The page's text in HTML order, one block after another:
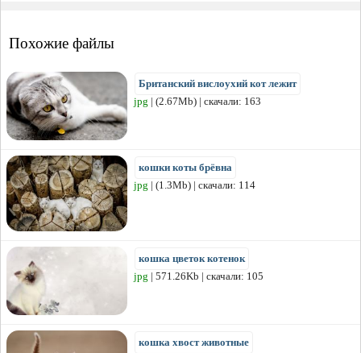
Похожие файлы
Британский вислоухий кот лежит
jpg | (2.67Mb) | скачали: 163
кошки коты брёвна
jpg | (1.3Mb) | скачали: 114
кошка цветок котенок
jpg | 571.26Kb | скачали: 105
кошка хвост животные